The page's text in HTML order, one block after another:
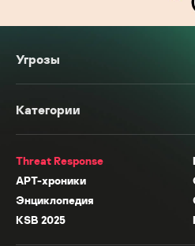
Угрозы
Категории
Threat Response
APT-хроники
Энциклопедия
KSB 2025